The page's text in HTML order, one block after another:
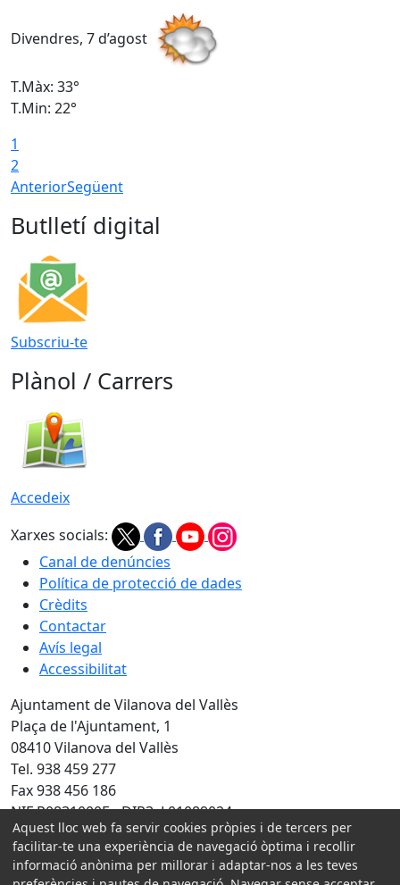
Divendres, 7 d’agost
T.Màx: 33°
T.Min: 22°
1
2
AnteriorSegüent
Butlletí digital
Subscriu-te
Plànol / Carrers
Accedeix
Xarxes socials:
Canal de denúncies
Política de protecció de dades
Crèdits
Contactar
Avís legal
Accessibilitat
Ajuntament de Vilanova del Vallès
Plaça de l'Ajuntament, 1
08410 Vilanova del Vallès
Tel. 938 459 277
Fax 938 456 186
NIF P0831000E - DIR3: L01089024
Amb la col·laboració de:
Aquest lloc web fa servir cookies pròpies i de tercers per
facilitar-te una experiència de navegació òptima i recollir
informació anònima per millorar i adaptar-nos a les teves